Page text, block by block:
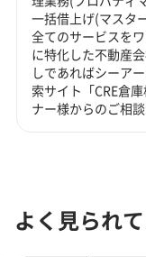
一括借上げ(マスタ
全てのサービスを
に特化した不動産
しであればシーア
索サイト「CRE倉
ナー様からのご相
よく見られ